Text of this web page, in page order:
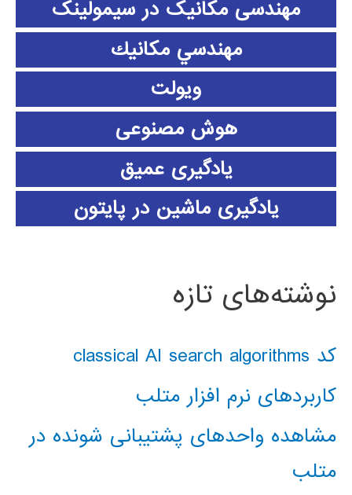
مهندسی مکانیک در سیمولینک
مهندسي مكانيك
ویولت
هوش مصنوعی
یادگیری عمیق
یادگیری ماشین در پایتون
نوشته‌های تازه
کد classical AI search algorithms
کاربردهای نرم افزار متلب
مشاهده واحدهای پشتیبانی شونده در
متلب